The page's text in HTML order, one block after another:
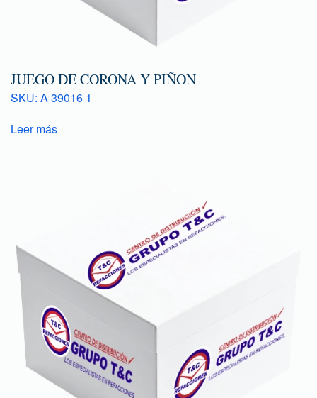
JUEGO DE CORONA Y PIÑON
SKU: A 39016 1
Leer más